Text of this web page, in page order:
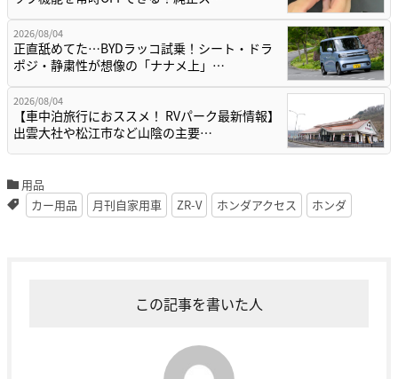
2026/08/04
正直舐めてた…BYDラッコ試乗！シート・ドラ
ポジ・静粛性が想像の「ナナメ上」…
2026/08/04
【車中泊旅行におススメ！ RVパーク最新情報】
出雲大社や松江市など山陰の主要…
用品
カー用品
月刊自家用車 ZR-V ホンダアクセス ホンダ
この記事を書いた人